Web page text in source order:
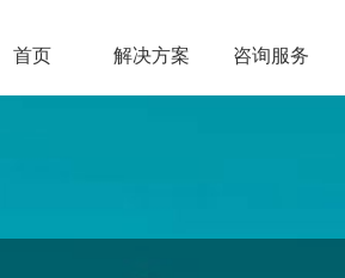
首页 解决方案 咨询服务